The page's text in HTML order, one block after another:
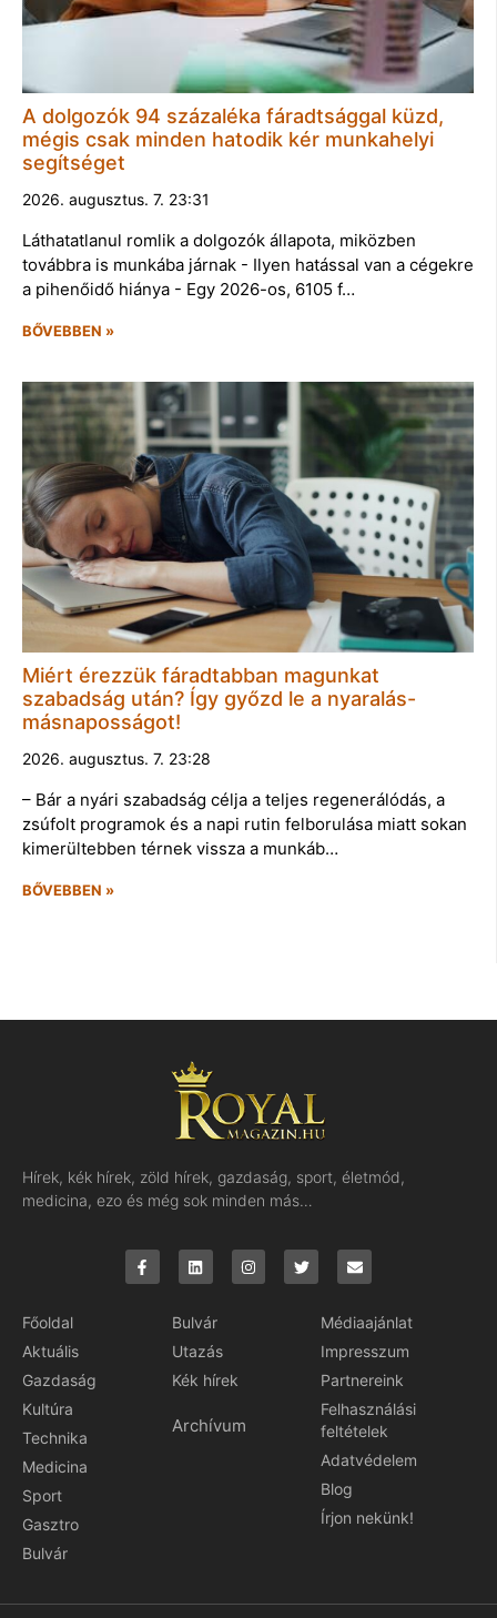
A dolgozók 94 százaléka fáradtsággal küzd,
mégis csak minden hatodik kér munkahelyi
segítséget
2026. augusztus. 7. 23:31
Láthatatlanul romlik a dolgozók állapota, miközben
továbbra is munkába járnak - Ilyen hatással van a cégekre
a pihenőidő hiánya - Egy 2026-os, 6105 f…
BŐVEBBEN »
Miért érezzük fáradtabban magunkat
szabadság után? Így győzd le a nyaralás-
másnaposságot!
2026. augusztus. 7. 23:28
– Bár a nyári szabadság célja a teljes regenerálódás, a
zsúfolt programok és a napi rutin felborulása miatt sokan
kimerültebben térnek vissza a munkáb…
BŐVEBBEN »
Hírek, kék hírek, zöld hírek, gazdaság, sport, életmód,
medicina, ezo és még sok minden más…
Főoldal
Aktuális
Gazdaság
Kultúra
Technika
Medicina
Sport
Gasztro
Bulvár
Bulvár
Utazás
Kék hírek
Archívum
Médiaajánlat
Impresszum
Partnereink
Felhasználási
feltételek
Adatvédelem
Blog
Írjon nekünk!